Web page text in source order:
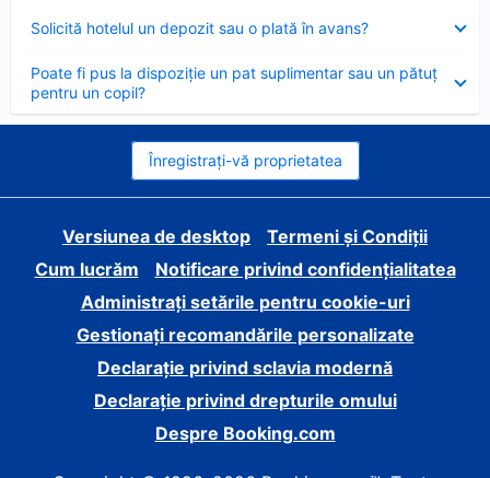
Solicită hotelul un depozit sau o plată în avans?
închis
Poate fi pus la dispoziție un pat suplimentar sau un pătuț
pentru un copil?
închis
Înregistrați-vă proprietatea
Versiunea de desktop
Termeni și Condiții
Cum lucrăm
Notificare privind confidențialitatea
Administrați setările pentru cookie-uri
Gestionați recomandările personalizate
Declarație privind sclavia modernă
Declarație privind drepturile omului
Despre Booking.com